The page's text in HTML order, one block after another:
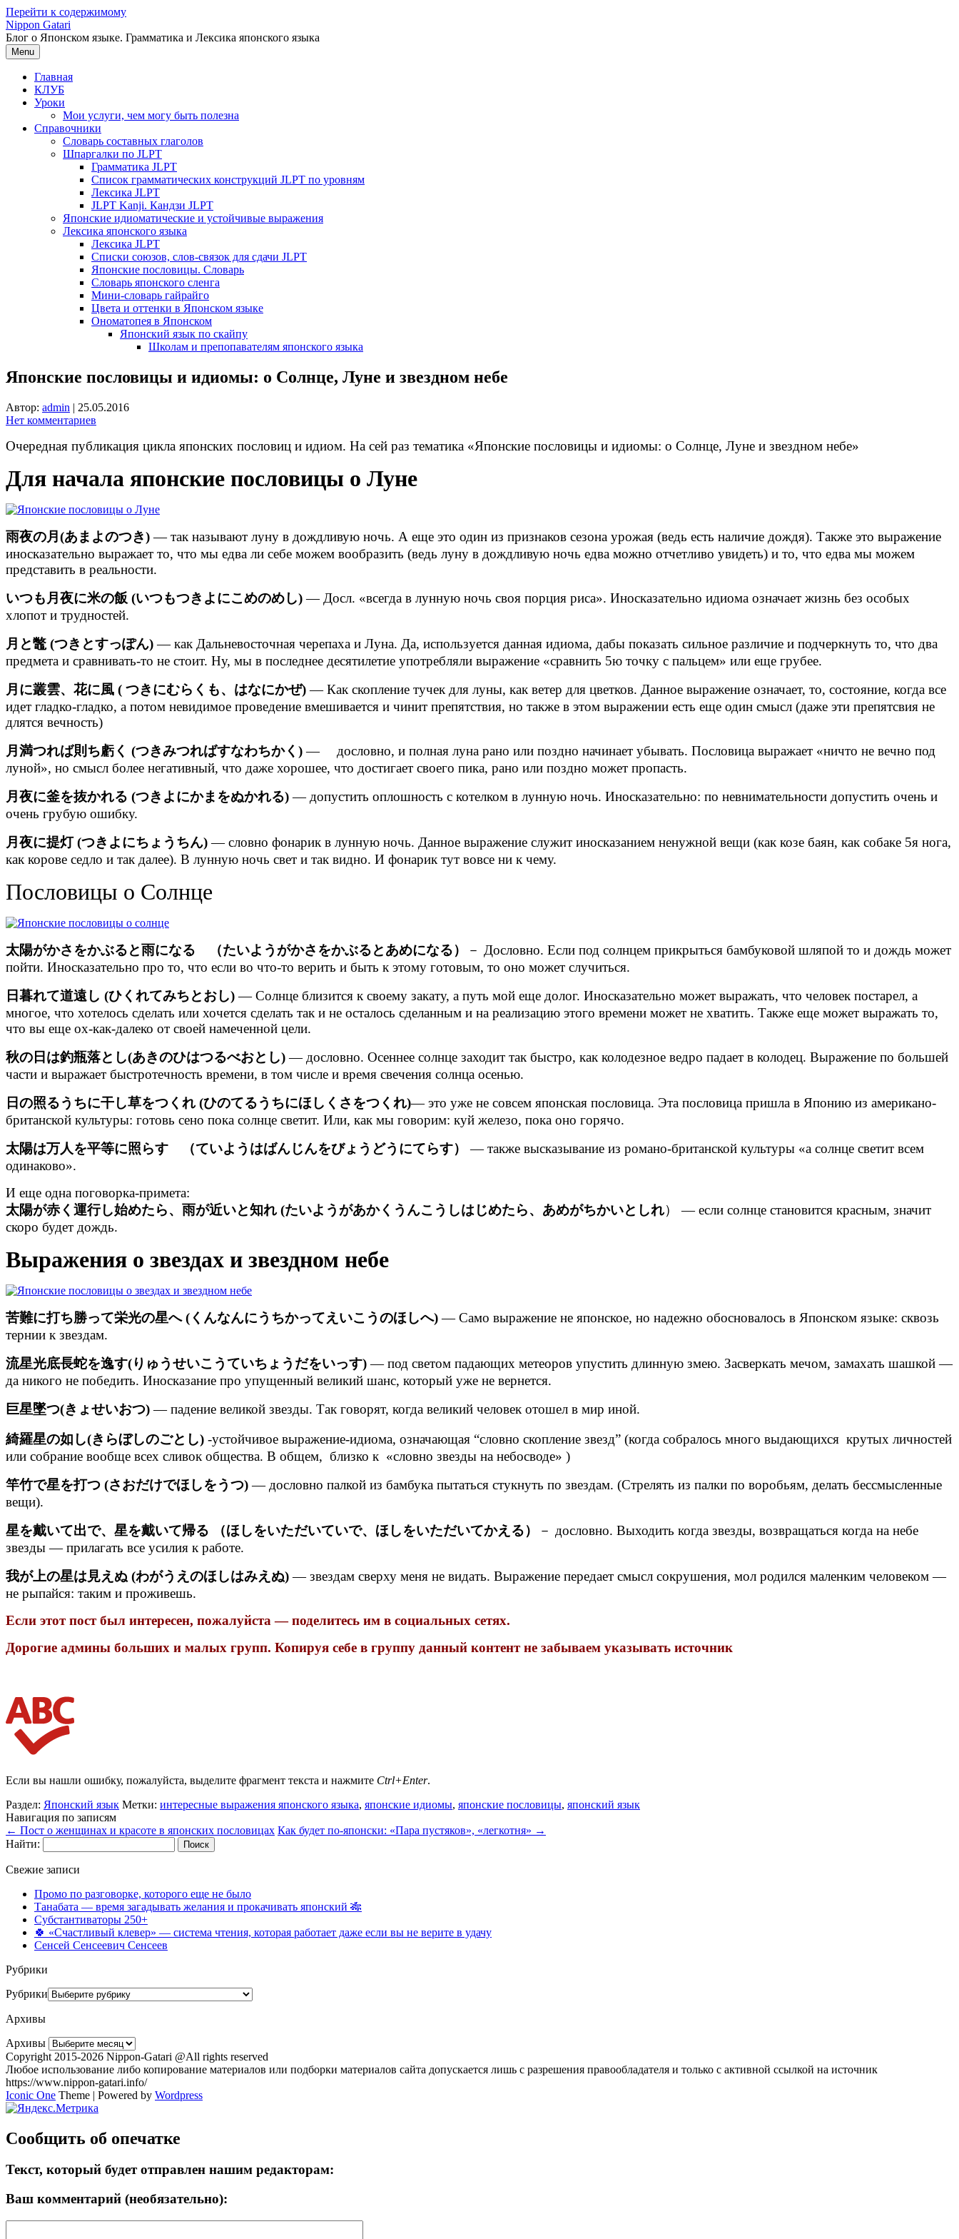
Перейти к содержимому
Nippon Gatari
Блог о Японском языке. Грамматика и Лексика японского языка
Menu
Главная
КЛУБ
Уроки
Мои услуги, чем могу быть полезна
Справочники
Словарь составных глаголов
Шпаргалки по JLPT
Грамматика JLPT
Список грамматических конструкций JLPT по уровням
Лексика JLPT
JLPT Kanji. Кандзи JLPT
Японские идиоматические и устойчивые выражения
Лексика японского языка
Лексика JLPT
Списки союзов, слов-связок для сдачи JLPT
Японские пословицы. Словарь
Словарь японского сленга
Мини-словарь гайрайго
Цвета и оттенки в Японском языке
Ономатопея в Японском
Японский язык по скайпу
Школам и препопавателям японского языка
Японские пословицы и идиомы: о Солнце, Луне и звездном небе
Автор: admin | 25.05.2016
Нет комментариев
Очередная публикация цикла японских пословиц и идиом. На сей раз тематика «Японские пословицы и идиомы: о Солнце, Луне и звездном небе»
Для начала японские пословицы о Луне
雨夜の月(あまよのつき)— так называют луну в дождливую ночь. А еще это один из признаков сезона урожая (ведь есть наличие дождя). Также это выражение
иносказательно выражает то, что мы едва ли себе можем вообразить (ведь луну в дождливую ночь едва можно отчетливо увидеть) и то, что едва мы можем
представить в реальности.
いつも月夜に米の飯 (いつもつきよにこめのめし)— Досл. «всегда в лунную ночь своя порция риса». Иносказательно идиома означает жизнь без особых
хлопот и трудностей.
月と鼈 (つきとすっぽん)— как Дальневосточная черепаха и Луна. Да, используется данная идиома, дабы показать сильное различие и подчеркнуть то, что два
предмета и сравнивать-то не стоит. Ну, мы в последнее десятилетие употребляли выражение «сравнить 5ю точку с пальцем» или еще грубее.
月に叢雲、花に風 ( つきにむらくも、はなにかぜ)— Как скопление тучек для луны, как ветер для цветков. Данное выражение означает, то, состояние, когда все
идет гладко-гладко, а потом невидимое проведение вмешивается и чинит препятствия, но также в этом выражении есть еще один смысл (даже эти препятсвия не
длятся вечность)
月満つれば則ち虧く (つきみつればすなわちかく)— дословно, и полная луна рано или поздно начинает убывать. Пословица выражает «ничто не вечно под
луной», но смысл более негативный, что даже хорошее, что достигает своего пика, рано или поздно может пропасть.
月夜に釜を抜かれる (つきよにかまをぬかれる)— допустить оплошность с котелком в лунную ночь. Иносказательно: по невнимательности допустить очень и
очень грубую ошибку.
月夜に提灯 (つきよにちょうちん)— словно фонарик в лунную ночь. Данное выражение служит иносказанием ненужной вещи (как козе баян, как собаке 5я нога,
как корове седло и так далее). В лунную ночь свет и так видно. И фонарик тут вовсе ни к чему.
Пословицы о Солнце
太陽がかさをかぶると雨になる （たいようがかさをかぶるとあめになる）
－ Дословно. Если под солнцем прикрыться бамбуковой шляпой то и дождь может
пойти. Иносказательно про то, что если во что-то верить и быть к этому готовым, то оно может случиться.
日暮れて道遠し (ひくれてみちとおし)— Солнце близится к своему закату, а путь мой еще долог. Иносказательно может выражать, что человек постарел, а
многое, что хотелось сделать или хочется сделать так и не осталось сделанным и на реализацию этого времени может не хватить. Также еще может выражать то,
что вы еще ох-как-далеко от своей намеченной цели.
秋の日は釣瓶落とし(あきのひはつるべおとし)— дословно. Осеннее солнце заходит так быстро, как колодезное ведро падает в колодец. Выражение по большей
части и выражает быстротечность времени, в том числе и время свечения солнца осенью.
日の照るうちに干し草をつくれ (ひのてるうちにほしくさをつくれ)— это уже не совсем японская пословица. Эта пословица пришла в Японию из американо-
британской культуры: готовь сено пока солнце светит. Или, как мы говорим: куй железо, пока оно горячо.
太陽は万人を平等に照らす （ていようはばんじんをびょうどうにてらす）
— также высказывание из романо-британской культуры «а солнце светит всем
одинаково».
И еще одна поговорка-примета:
太陽が赤く運行し始めたら、雨が近いと知れ (たいようがあかくうんこうしはじめたら、あめがちかいとしれ） — если солнце становится красным, значит
скоро будет дождь.
Выражения о звездах и звездном небе
苦難に打ち勝って栄光の星へ (くんなんにうちかってえいこうのほしへ)— Само выражение не японское, но надежно обосновалось в Японском языке: сквозь
тернии к звездам.
流星光底長蛇を逸す(りゅうせいこうていちょうだをいっす)— под светом падающих метеоров упустить длинную змею. Засверкать мечом, замахать шашкой —
да никого не победить. Иносказание про упущенный великий шанс, который уже не вернется.
巨星墜つ(きょせいおつ)— падение великой звезды. Так говорят, когда великий человек отошел в мир иной.
綺羅星の如し(きらぼしのごとし) -устойчивое выражение-идиома, означающая “словно скопление звезд” (когда собралось много выдающихся крутых личностей
или собрание вообще всех сливок общества. В общем, близко к «словно звезды на небосводе» )
竿竹で星を打つ (さおだけでほしをうつ)— дословно палкой из бамбука пытаться стукнуть по звездам. (Стрелять из палки по воробьям, делать бессмысленные
вещи).
星を戴いて出で、星を戴いて帰る （ほしをいただいていで、ほしをいただいてかえる）
－ дословно. Выходить когда звезды, возвращаться когда на небе
звезды — прилагать все усилия к работе.
我が上の星は見えぬ (わがうえのほしはみえぬ)— звездам сверху меня не видать. Выражение передает смысл сокрушения, мол родился маленким человеком —
не рыпайся: таким и проживешь.
Если этот пост был интересен, пожалуйста — поделитесь им в социальных сетях.
Дорогие админы больших и малых групп. Копируя себе в группу данный контент не забываем указывать источник
Если вы нашли ошибку, пожалуйста, выделите фрагмент текста и нажмите Ctrl+Enter.
Раздел: Японский язык Метки: интересные выражения японского языка, японские идиомы, японские пословицы, японский язык
Навигация по записям
← Пост о женщинах и красоте в японских пословицах Как будет по-японски: «Пара пустяков», «легкотня» →
Найти:
Свежие записи
Промо по разговорке, которого еще не было
Танабата — время загадывать желания и прокачивать японский 🎋
Субстантиваторы 250+
🍀 «Счастливый клевер» — система чтения, которая работает даже если вы не верите в удачу
Сенсей Сенсеевич Сенсеев
Рубрики
Рубрики
Архивы
Архивы
Copyright 2015-2026 Nippon-Gatari @All rights reserved
Любое использование либо копирование материалов или подборки материалов сайта допускается лишь с разрешения правообладателя и только с активной ссылкой на источник
https://www.nippon-gatari.info/
Iconic One Theme | Powered by Wordpress
Сообщить об опечатке
Текст, который будет отправлен нашим редакторам:
Ваш комментарий (необязательно):